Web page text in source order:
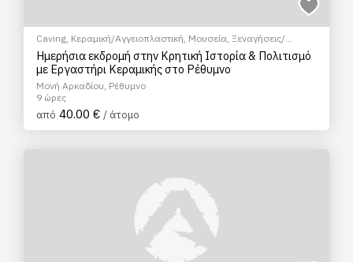
Caving, Κεραμική/Αγγειοπλαστική, Μουσεία, Ξεναγήσεις/
Αξιοθέατα
Πολιτιστικά - Πολιτισμικά Σεμινάρια & Μαθήματα
Ημερήσια εκδρομή στην Κρητική Ιστορία & Πολιτισμό
με Εργαστήρι Κεραμικής στο Ρέθυμνο
Μονή Αρκαδίου, Ρέθυμνο
9 ώρες
από 40.00 € / άτομο